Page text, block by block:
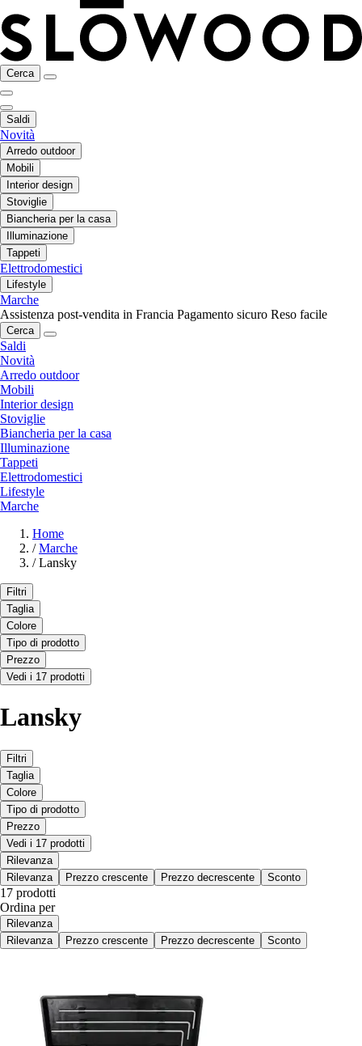
Cerca
Saldi
Novità
Arredo outdoor
Mobili
Interior design
Stoviglie
Biancheria per la casa
Illuminazione
Tappeti
Elettrodomestici
Lifestyle
Marche
Assistenza post-vendita in Francia Pagamento sicuro Reso facile
Cerca
Saldi
Novità
Arredo outdoor
Mobili
Interior design
Stoviglie
Biancheria per la casa
Illuminazione
Tappeti
Elettrodomestici
Lifestyle
Marche
Home
/ Marche
/ Lansky
Filtri
Taglia
Colore
Tipo di prodotto
Prezzo
Vedi i 17 prodotti
Lansky
Filtri
Taglia
Colore
Tipo di prodotto
Prezzo
Vedi i 17 prodotti
Rilevanza
Rilevanza
Prezzo crescente Prezzo decrescente Sconto
17 prodotti
Ordina per
Rilevanza
Rilevanza
Prezzo crescente Prezzo decrescente Sconto